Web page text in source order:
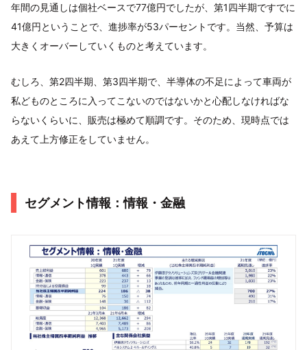
年間の見通しは個社ベースで77億円でしたが、第1四半期ですでに
41億円ということで、進捗率が53パーセントです。当然、予算は
大きくオーバーしていくものと考えています。
むしろ、第2四半期、第3四半期で、半導体の不足によって車両が
私どものところに入ってこないのではないかと心配しなければな
らないくらいに、販売は極めて順調です。そのため、現時点では
あえて上方修正をしていません。
セグメント情報：情報・金融